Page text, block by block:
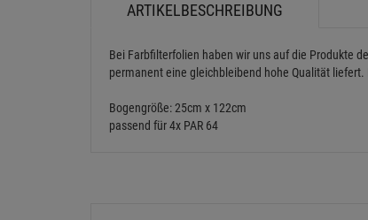
ARTIKELBESCHREIBUNG
Bei Farbfilterfolien haben wir uns auf die Produkte
permanent eine gleichbleibend hohe Qualität
Bogengröße: 25cm x 122cm
passend für 4x PAR 64